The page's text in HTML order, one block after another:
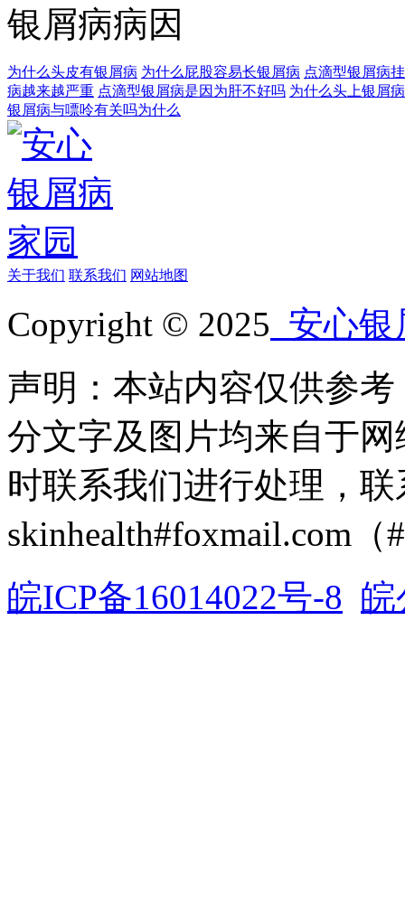
银屑病病因
为什么头皮有银屑病 为什么屁股容易长银屑病 点滴型银屑病
病越来越严重 点滴型银屑病是因为肝不好吗 为什么头上银屑
银屑病与嘌呤有关吗为什么
关于我们 联系我们 网站地图
Copyright © 2025 安心银
声明：本站内容仅供参
分文字及图片均来自于
时联系我们进行处理，
skinhealth#foxmail.com（
皖ICP备16014022号-8 皖